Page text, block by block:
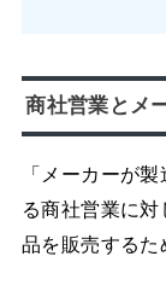
商社営業とメ
「メーカーが
る商社営業に
品を販売するた